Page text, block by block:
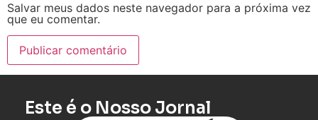
Salvar meus dados neste navegador para a próxima vez
que eu comentar.
Este é o Nosso Jornal